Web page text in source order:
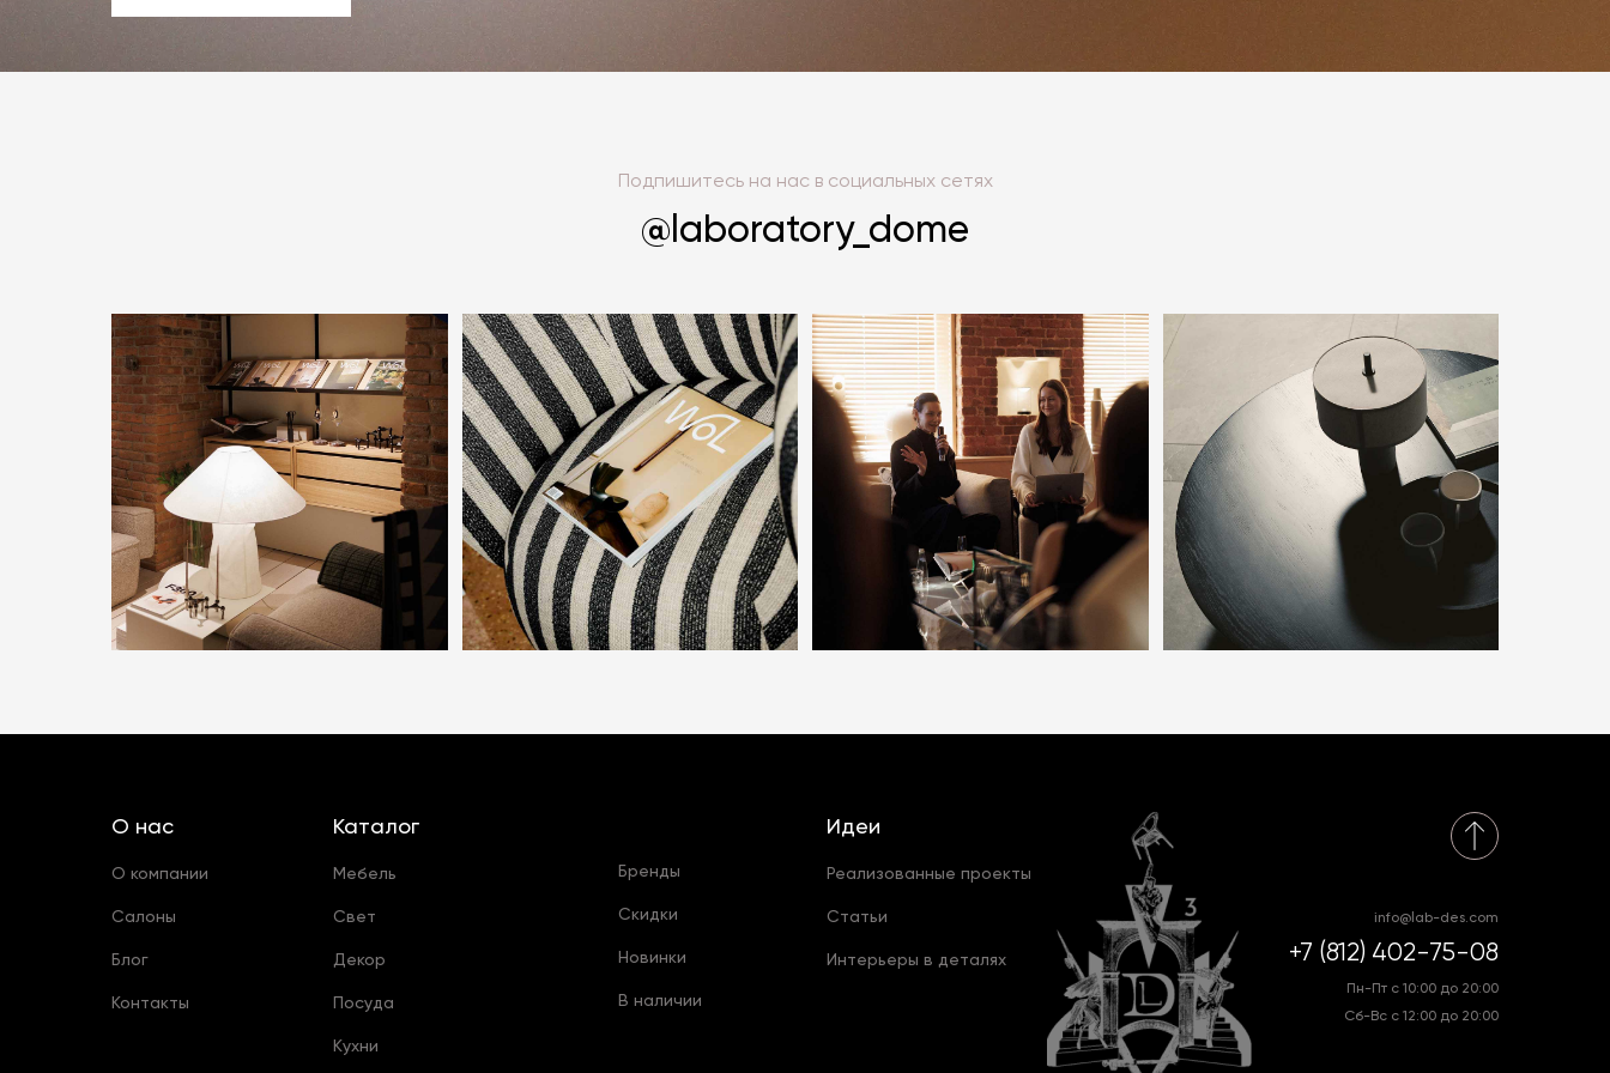
Подпишитесь на нас в социальных сетях
@laboratory_dome
О нас
О компании
Салоны
Блог
Контакты
Каталог
Мебель
Свет
Декор
Посуда
Кухни
Идеи
Реализованные проекты
Статьи
Интерьеры в деталях
Бренды
Скидки
Новинки
В наличии
info@lab-des.com
+7 (812) 402-75-08
Пн-Пт с 10:00 до 20:00
Сб-Вс с 12:00 до 20:00